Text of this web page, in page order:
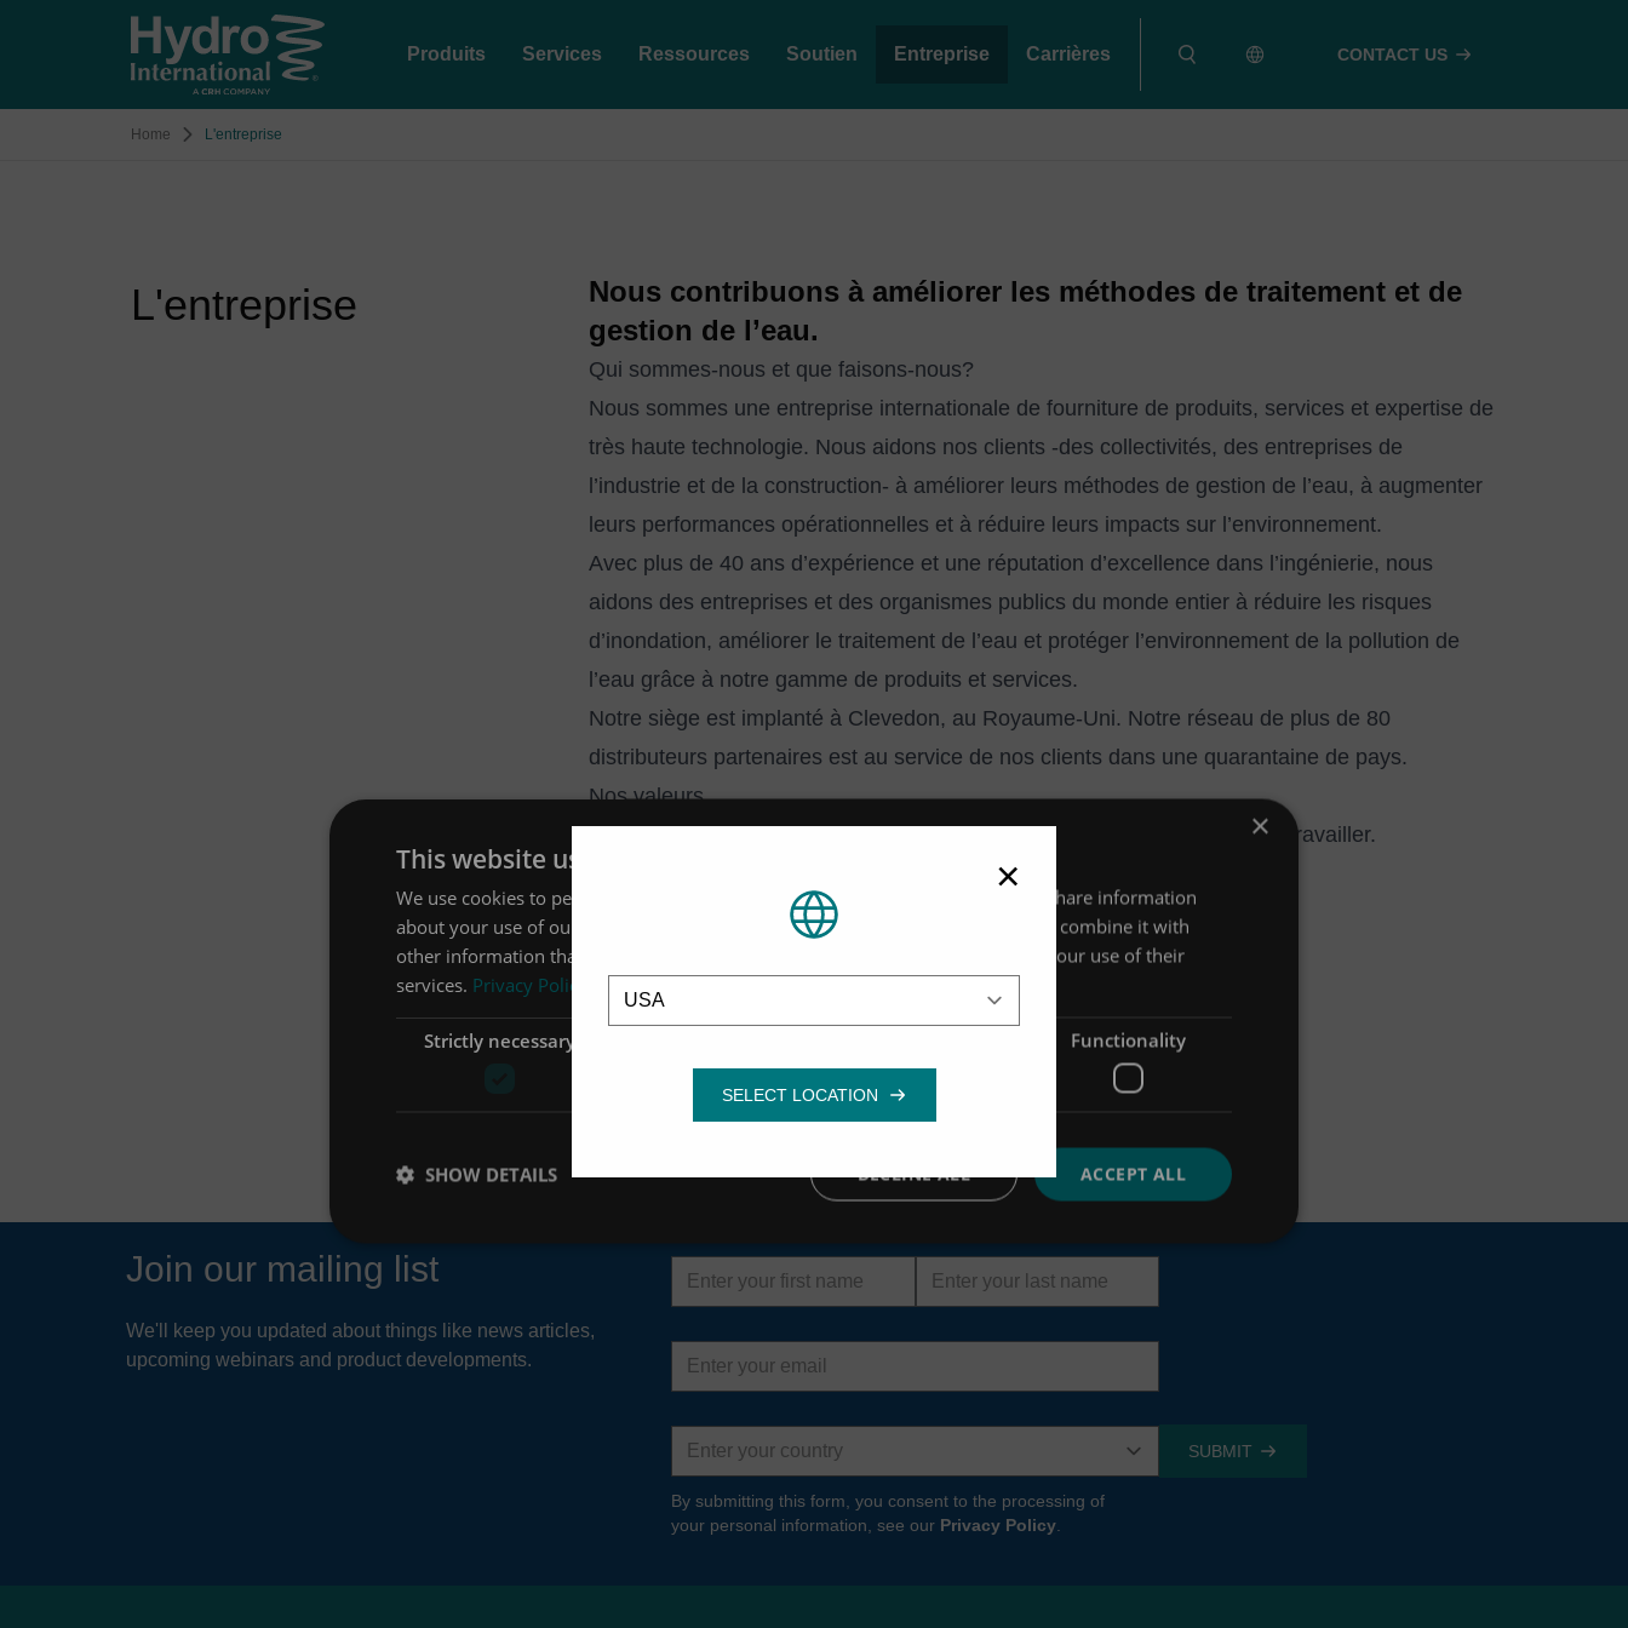
Produits Services Ressources Soutien Entreprise Carrières CONTACT US
Home L'entreprise
L'entreprise
Nous contribuons à améliorer les méthodes de traitement et de
gestion de l’eau.
Qui sommes-nous et que faisons-nous?
Nous sommes une entreprise internationale de fourniture de produits, services et expertise de
très haute technologie. Nous aidons nos clients -des collectivités, des entreprises de
l’industrie et de la construction- à améliorer leurs méthodes de gestion de l’eau, à augmenter
leurs performances opérationnelles et à réduire leurs impacts sur l’environnement.
Avec plus de 40 ans d’expérience et une réputation d’excellence dans l’ingénierie, nous
aidons des entreprises et des organismes publics du monde entier à réduire les risques
d’inondation, améliorer le traitement de l’eau et protéger l’environnement de la pollution de
l’eau grâce à notre gamme de produits et services.
Notre siège est implanté à Clevedon, au Royaume-Uni. Notre réseau de plus de 80
distributeurs partenaires est au service de nos clients dans une quarantaine de pays.
Nos valeurs
Nos six valeurs sont au cœur de notre culture et reflètent notre façon de travailler.
Répondre rapidement aux demandes
Apprendre et s’améliorer
Favoriser l’innovation
Respecter notre communauté
En savoir plus sur nos valeurs : Nos valeurs
×
Location
Join our mailing list
We'll keep you updated about things like news articles,
upcoming webinars and product developments.
First
name
Last
name
Email
address
Country
By submitting this form, you consent to the processing of
your personal information, see our Privacy Policy
×
This website uses cookies
We use cookies to personalise content, ads and to analyse our traffic. We also share information
about your use of our site with our advertising and analytics partners who may combine it with
other information that you’ve provided to them or that they’ve collected from your use of their
services. Privacy Policy
Strictly necessary Functionality
ACCEPT ALL
DECLINE ALL
SHOW DETAILS